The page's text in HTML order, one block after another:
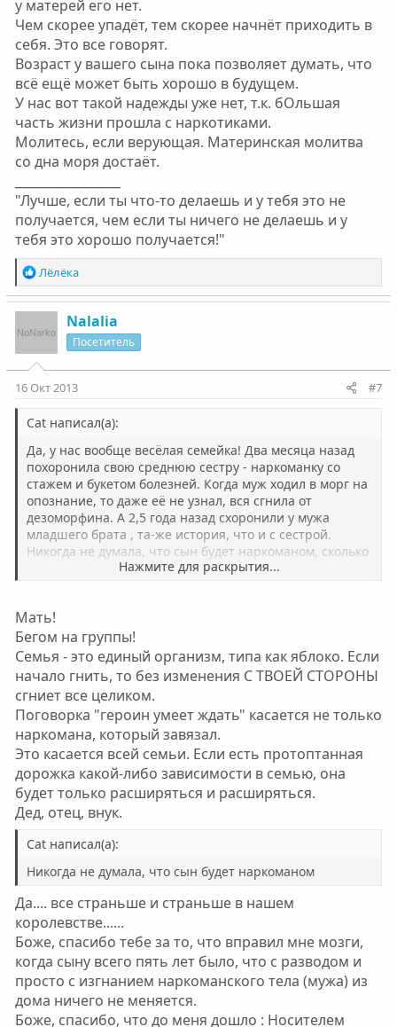
у матерей его нет.
Чем скорее упадёт, тем скорее начнёт приходить в
себя. Это все говорят.
Возраст у вашего сына пока позволяет думать, что
всё ещё может быть хорошо в будущем.
У нас вот такой надежды уже нет, т.к. бОльшая
часть жизни прошла с наркотиками.
Молитесь, если верующая. Материнская молитва
со дна моря достаёт.
"Лучше, если ты что-то делаешь и у тебя это не
получается, чем если ты ничего не делаешь и у
тебя это хорошо получается!"
Р
е
а
ц
и
и
:
Лёлёка
Nalalia
Посетитель
16 Окт 2013 #7
Cat написал(а):
Да, у нас вообще весёлая семейка! Два месяца назад
похоронила свою среднюю сестру - наркоманку со
стажем и букетом болезней. Когда муж ходил в морг на
опознание, то даже её не узнал, вся сгнила от
дезоморфина. А 2,5 года назад схоронили у мужа
младшего брата , та-же история, что и с сестрой.
Никогда не думала, что сын будет наркоманом, сколько
в своё время бесед и примеров было. Но жизнь пишет
6 лет воспитывался без оного, это ничего не дало.
Нажмите для раскрытия...
Мать!
Бегом на группы!
Семья - это единый организм, типа как яблоко. Если
начало гнить, то без изменения С ТВОЕЙ СТОРОНЫ
сгниет все целиком.
Поговорка "героин умеет ждать" касается не только
наркомана, который завязал.
Это касается всей семьи. Если есть протоптанная
дорожка какой-либо зависимости в семью, она
будет только расширяться и расширяться.
Дед, отец, внук.
Cat написал(а):
Никогда не думала, что сын будет наркоманом
Да.... все страньше и страньше в нашем
королевстве......
Боже, спасибо тебе за то, что вправил мне мозги,
когда сыну всего пять лет было, что с разводом и
просто с изгнанием наркоманского тела (мужа) из
дома ничего не меняется.
Боже, спасибо, что до меня дошло : Носителем